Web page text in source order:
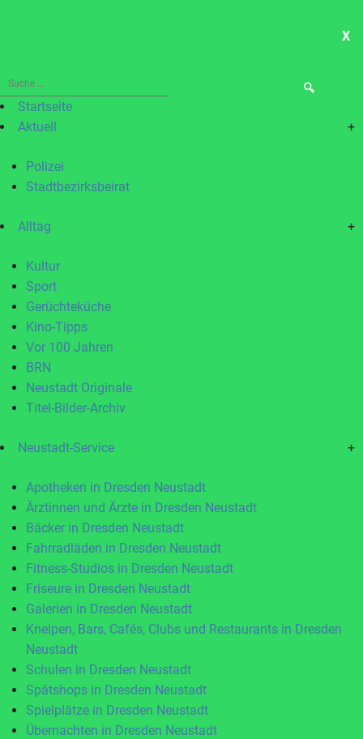
X
Suche
nach:Startseite
Aktuell
+
Polizei
Stadtbezirksbeirat
Alltag +
Kultur
Sport
Gerüchteküche
Kino-Tipps
Vor 100 Jahren
BRN
Neustadt Originale
Titel-Bilder-Archiv
Neustadt-Service +
Apotheken in Dresden Neustadt
Ärztinnen und Ärzte in Dresden Neustadt
Bäcker in Dresden Neustadt
Fahrradläden in Dresden Neustadt
Fitness-Studios in Dresden Neustadt
Friseure in Dresden Neustadt
Galerien in Dresden Neustadt
Kneipen, Bars, Cafés, Clubs und Restaurants in Dresden
Neustadt
Schulen in Dresden Neustadt
Spätshops in Dresden Neustadt
Spielplätze in Dresden Neustadt
Übernachten in Dresden Neustadt